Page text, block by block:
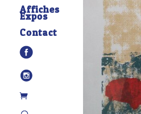
Affiches
Expos
Contact